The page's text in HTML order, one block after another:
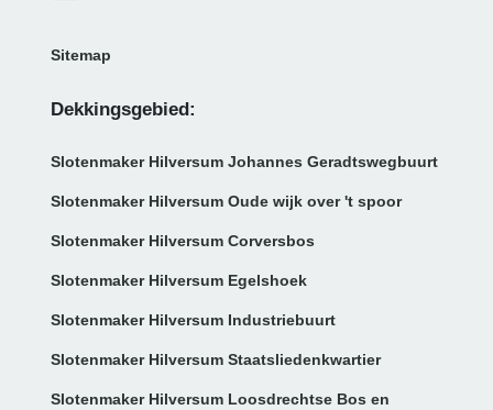
Sitemap
Dekkingsgebied:
Slotenmaker Hilversum Johannes Geradtswegbuurt
Slotenmaker Hilversum Oude wijk over 't spoor
Slotenmaker Hilversum Corversbos
Slotenmaker Hilversum Egelshoek
Slotenmaker Hilversum Industriebuurt
Slotenmaker Hilversum Staatsliedenkwartier
Slotenmaker Hilversum Loosdrechtse Bos en